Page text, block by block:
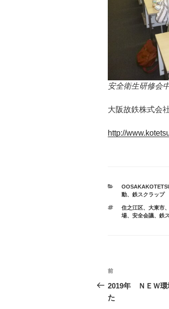
安全衛生研修会
大阪故鉄株式会
http://
カ
テ
リ
ー
動、 鉄スクラップ
タ
グ
住之江区、 大東市、
場、 安全会議、 鉄
投
稿
ナ
前
の
投
前
2019年 ＮＥＷ環
た